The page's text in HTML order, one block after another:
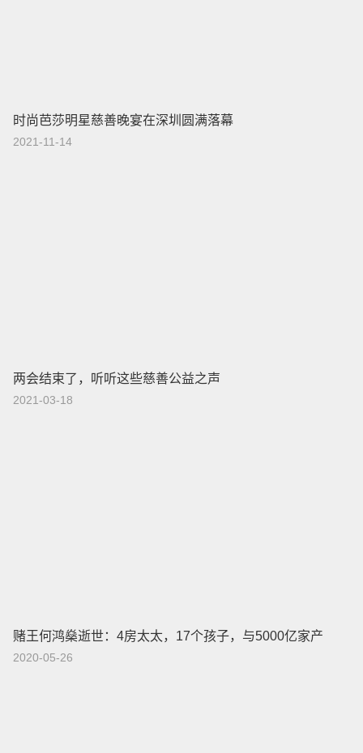
时尚芭莎明星慈善晚宴在深圳圆满落幕
2021-11-14
两会结束了，听听这些慈善公益之声
2021-03-18
赌王何鸿燊逝世：4房太太，17个孩子，与5000亿家产
2020-05-26